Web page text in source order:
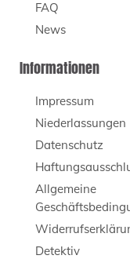
FAQ
News
Informationen
Impressum
Niederlassungen
Datenschutz
Allgemeine
Detektiv